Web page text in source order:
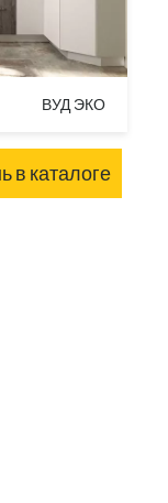
ВУД ЭКО
в каталоге